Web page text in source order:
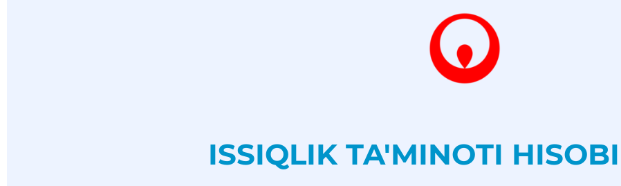
ISSIQLIK TA'MINOTI